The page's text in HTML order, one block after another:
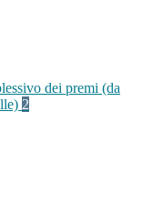
dei premi (da
2